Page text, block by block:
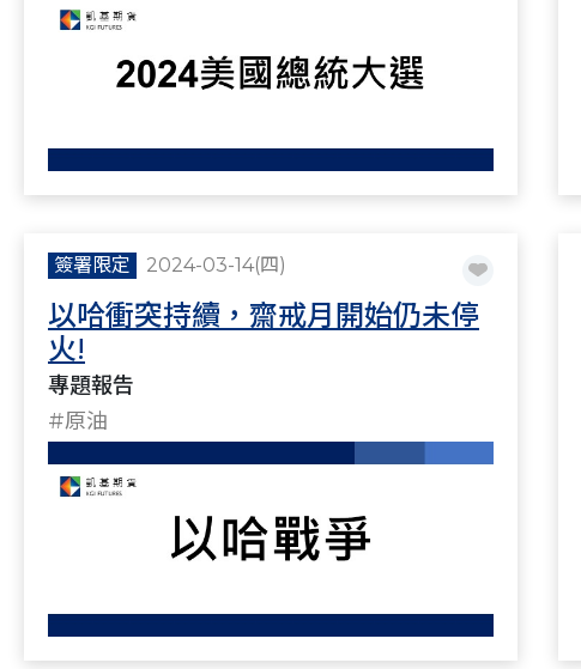
簽署限定 2024-03-14(四)
以哈衝突持續，齋戒月開始仍未停
火!
專題報告
#原油